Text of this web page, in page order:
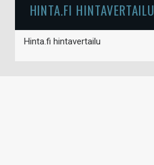
HINTA.FI HINTAVERTAILU
Hinta.fi hintavertailu